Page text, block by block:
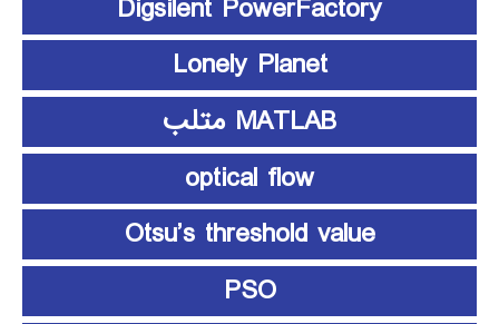
Lonely Planet
MATLAB متلب
optical flow
Otsu’s threshold value
PSO